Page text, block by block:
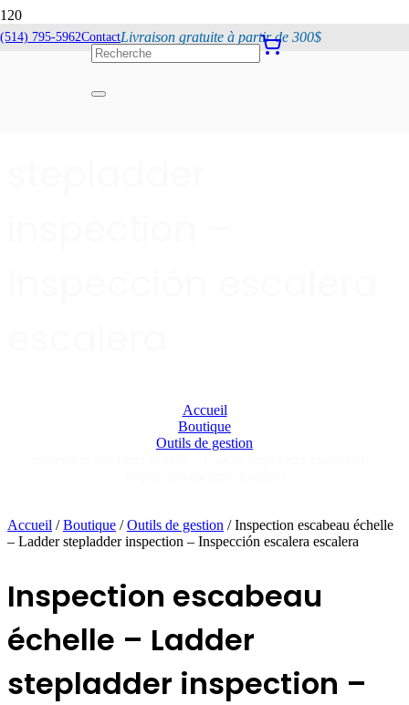
(514) 795-5962ContactLivraison gratuite à partir de 300$
Inspection escabeau
Accueil
Boutique
Outils de gestion
Accueil /Boutique /Outils de gestion / Inspection escabeau échelle
– Ladder stepladder inspection – Inspección escalera escalera
Inspection escabeau
échelle – Ladder
stepladder inspection –